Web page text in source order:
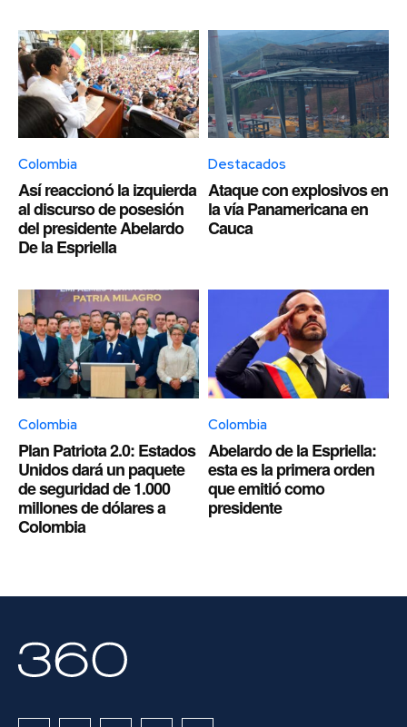
Colombia
Así reaccionó la izquierda
al discurso de posesión
del presidente Abelardo
De la Espriella
Destacados
Ataque con explosivos en
la vía Panamericana en
Cauca
Colombia
Plan Patriota 2.0: Estados
Unidos dará un paquete
de seguridad de 1.000
millones de dólares a
Colombia
Colombia
Abelardo de la Espriella:
esta es la primera orden
que emitió como
presidente